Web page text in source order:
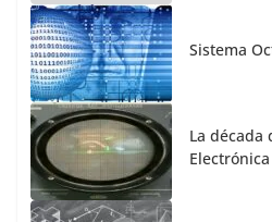
Sistema
La década